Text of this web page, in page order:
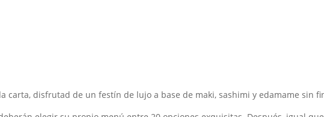
carta, disfrutad de un festín de lujo a base de maki, sashimi y edamame sin